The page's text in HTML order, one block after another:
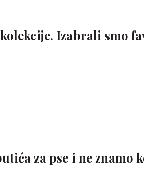
Izabrali smo
za pse i ne znamo